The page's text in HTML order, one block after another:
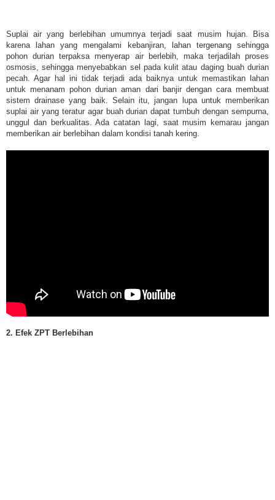
Suplai air yang berlebihan umumnya terjadi saat musim hujan. Bisa
karena lahan yang mengalami kebanjiran, lahan tergenang sehingga
pohon durian terpaksa menyerap air berlebih, maka terjadilah proses
osmosis, sehingga menyebabkan sel pada kulit atau daging buah durian
pecah. Agar hal ini tidak terjadi ada baiknya untuk memastikan lahan
untuk menanam pohon durian aman dari banjir dengan cara membuat
sistem drainase yang baik. Selain itu, jangan lupa untuk memberikan
suplai air yang teratur agar buah durian dapat tumbuh dengan sempurna,
unggul dan berkualitas. Ada catatan lagi, saat musim kemarau jangan
memberikan air berlebihan dalam kondisi tanah kering.
2. Efek ZPT Berlebihan